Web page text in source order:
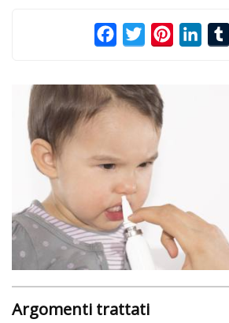
FacebookTwitterPinterest
Argomenti trattati